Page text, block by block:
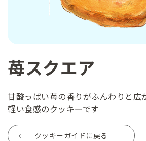
苺スクエア
甘酸っぱい苺の香りがふんわりと広
軽い食感のクッキーです
クッキーガイドに戻る